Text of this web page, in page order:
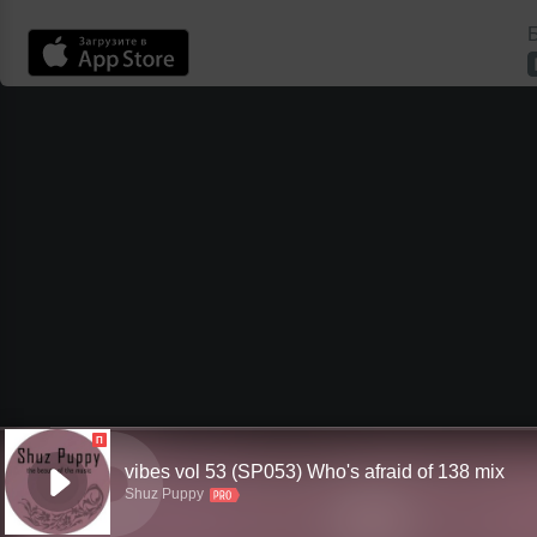
П
vibes vol 53 (SP053) Who's afraid of 138 mix
Shuz Puppy